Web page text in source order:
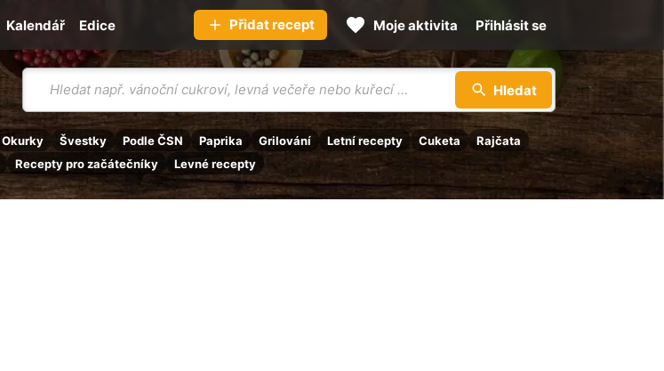
Vyhledávání
Hledat
Okurky Švestky Podle ČSN Paprika Grilování Letní recepty Cuketa
Rajčata
Recepty pro začátečníky Levné recepty
Kalendář Edice Přidat recept Moje aktivita Přihlásit se